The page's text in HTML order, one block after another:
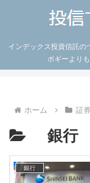
インデックス投資信託の
ボギーより
ホーム 証
銀行
銀行